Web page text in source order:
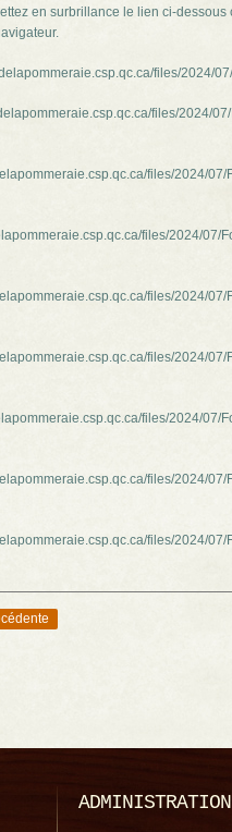
en surbrillance le lien ci-
files/2024/
files/2024/
files/2024/
files/2024/
files/2024/
files/2024/
files/2024/
files/2024/
files/2024/
ADMINISTRATION